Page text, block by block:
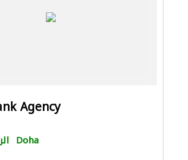
Agency
Doha